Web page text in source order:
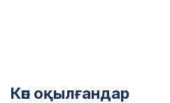
Көп оқылғандар